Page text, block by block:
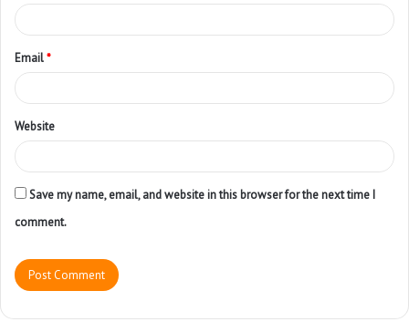
Email*
Website
Save my name, email, and website in this browser for the next time I
comment.